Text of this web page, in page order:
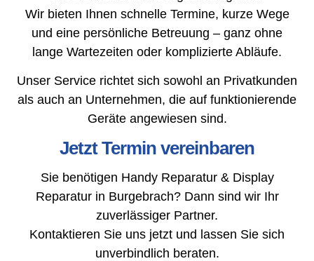
Wir bieten Ihnen schnelle Termine, kurze Wege
und eine persönliche Betreuung – ganz ohne
lange Wartezeiten oder komplizierte Abläufe.
Unser Service richtet sich sowohl an Privatkunden
als auch an Unternehmen, die auf funktionierende
Geräte angewiesen sind.
Jetzt Termin vereinbaren
Sie benötigen Handy Reparatur & Display
Reparatur in Burgebrach? Dann sind wir Ihr
zuverlässiger Partner.
Kontaktieren Sie uns jetzt und lassen Sie sich
unverbindlich beraten.